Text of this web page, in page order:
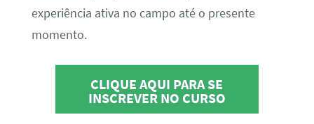
experiência ativa no campo até o presente
momento.
CLIQUE AQUI PARA SE
INSCREVER NO CURSO